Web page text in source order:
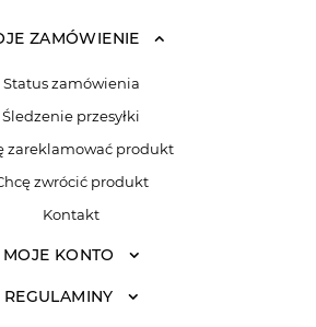
ZAMÓWIENIE
Status zamówienia
Śledzenie przesyłki
zareklamować produkt
zwrócić produkt
Kontakt
MOJE KONTO
REGULAMINY